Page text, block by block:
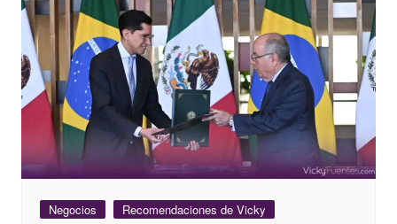
Negocios Recomendaciones de Vicky